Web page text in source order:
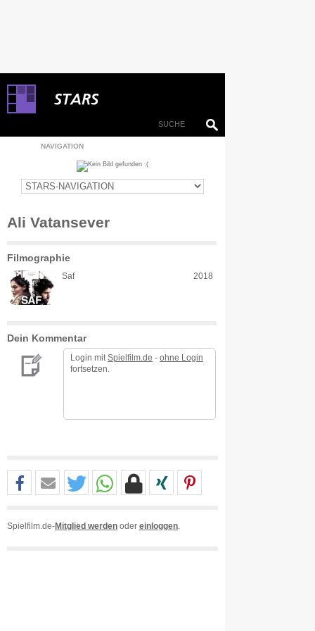
NAVIGATION
Ali Vatansever
Filmographie
Saf 2018
Dein Kommentar
Login mit Spielfilm.de - ohne Login
fortsetzen.
Spielfilm.de-Mitglied werden oder einloggen